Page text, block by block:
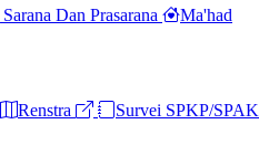
Dan Prasarana Ma'had
Renstra Survei SPKP/SPAK